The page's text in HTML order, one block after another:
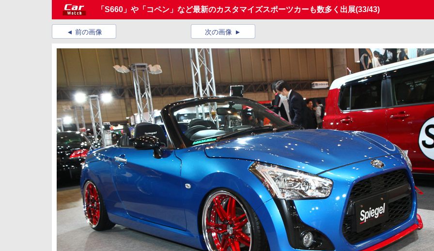
「S660」や「コペン」など最新のカスタマイズスポーツカーも数多く出展(33/43)
前の画像 次の画像